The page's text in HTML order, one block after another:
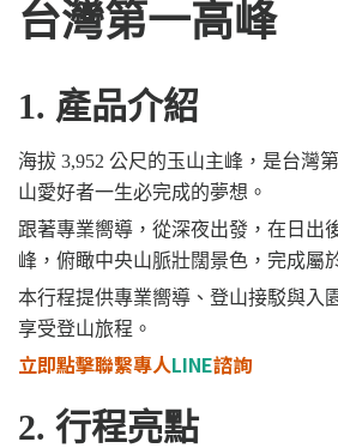
台灣第一高峰
1. 產品介紹
海拔 3,952 公尺的玉山主峰，是台灣
山愛好者一生必完成的夢想。
跟著專業嚮導，從深夜出發，在日出
峰，俯瞰中央山脈壯闊景色，完成屬
本行程提供專業嚮導、登山接駁與入
享受登山旅程。
立即點擊聯繫專人LINE諮詢
2. 行程亮點